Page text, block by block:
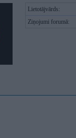
Lietotājvārds:
Ziņojumi forumā: